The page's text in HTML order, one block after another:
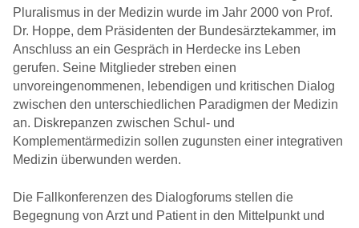
Pluralismus in der Medizin wurde im Jahr 2000 von Prof.
Dr. Hoppe, dem Präsidenten der Bundesärztekammer, im
Anschluss an ein Gespräch in Herdecke ins Leben
gerufen. Seine Mitglieder streben einen
unvoreingenommenen, lebendigen und kritischen Dialog
zwischen den unterschiedlichen Paradigmen der Medizin
an. Diskrepanzen zwischen Schul- und
Komplementärmedizin sollen zugunsten einer integrativen
Medizin überwunden werden.
Die Fallkonferenzen des Dialogforums stellen die
Begegnung von Arzt und Patient in den Mittelpunkt und